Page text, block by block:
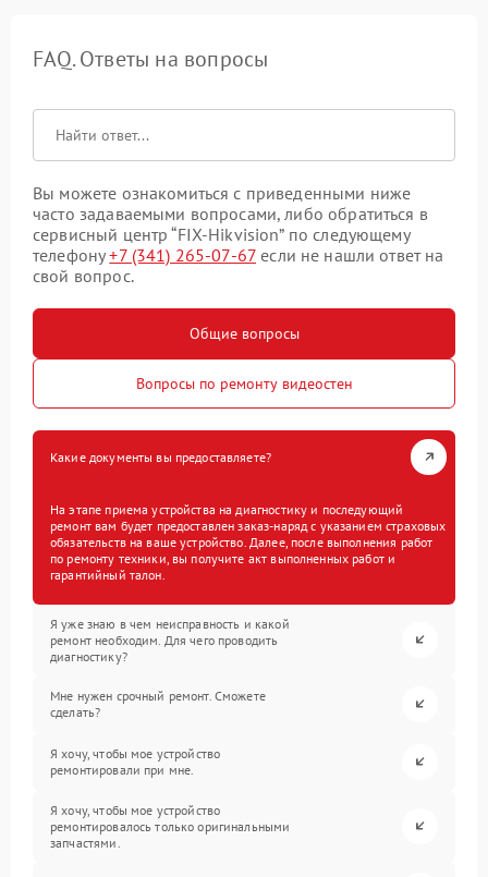
FAQ. Ответы на вопросы
Вы можете ознакомиться с приведенными ниже
часто задаваемыми вопросами, либо обратиться в
сервисный центр “FIX-Hikvision” по следующему
телефону+7 (341) 265-07-67 если не нашли ответ на
свой вопрос.
Общие вопросы
Вопросы по ремонту видеостен
Какие документы вы предоставляете?
На этапе приема устройства на диагностику и последующий
ремонт вам будет предоставлен заказ-наряд с указанием страховых
обязательств на ваше устройство. Далее, после выполнения работ
по ремонту техники, вы получите акт выполненных работ и
гарантийный талон.
Я уже знаю в чем неисправность и какой
ремонт необходим. Для чего проводить
диагностику?
Мне нужен срочный ремонт. Сможете
сделать?
Я хочу, чтобы мое устройство
ремонтировали при мне.
Я хочу, чтобы мое устройство
ремонтировалось только оригинальными
запчастями.